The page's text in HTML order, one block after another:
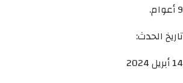
9 أعوام.
تاريخ الحدث:
14 أبريل 2024